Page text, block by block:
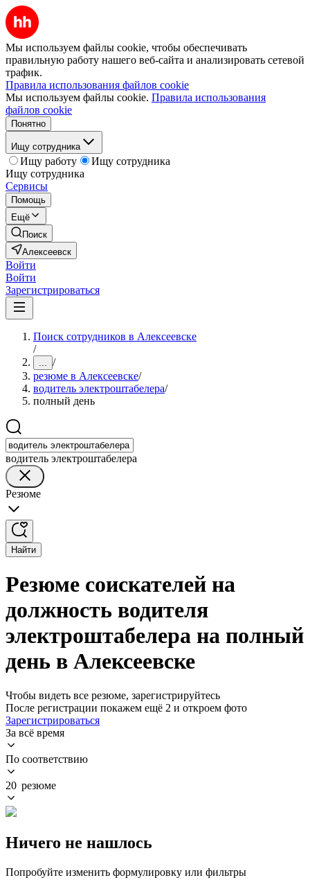
Мы используем файлы cookie, чтобы обеспечивать
правильную работу нашего веб-сайта и анализировать сетевой
трафик.
Правила использования файлов cookie
Мы используем файлы cookie. Правила использования
файлов cookie
Понятно
Ищу сотрудника
Ищу работу
Ищу сотрудника
Ищу сотрудника
Сервисы
Помощь
Ещё
Поиск
Алексеевск
Войти
Войти
Зарегистрироваться
Поиск сотрудников в Алексеевске
/
... /
резюме в Алексеевске/
водитель электроштабелера/
полный день
водитель электроштабелера
Резюме
Найти
Резюме соискателей на
должность водителя
электроштабелера на полный
день в Алексеевске
Чтобы видеть все резюме, зарегистрируйтесь
После регистрации покажем ещё 2 и откроем фото
Зарегистрироваться
За всё время
По соответствию
20 резюме
Ничего не нашлось
Попробуйте изменить формулировку или фильтры